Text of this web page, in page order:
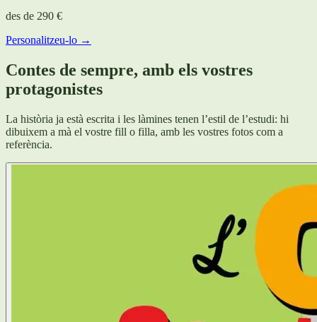
des de 290 €
Personalitzeu-lo →
Contes de sempre, amb els vostres
protagonistes
La història ja està escrita i les làmines tenen l’estil de l’estudi: hi
dibuixem a mà el vostre fill o filla, amb les vostres fotos com a
referència.